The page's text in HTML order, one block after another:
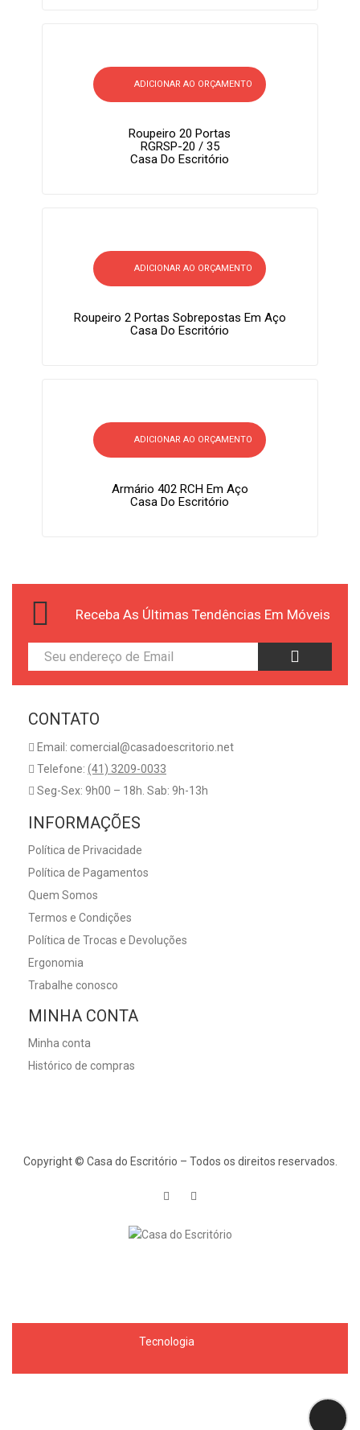
ADICIONAR AO ORÇAMENTO
Roupeiro 20 Portas
RGRSP-20 / 35
Casa Do Escritório
ADICIONAR AO ORÇAMENTO
Roupeiro 2 Portas Sobrepostas Em Aço
Casa Do Escritório
ADICIONAR AO ORÇAMENTO
Armário 402 RCH Em Aço
Casa Do Escritório
Receba As Últimas Tendências Em Móveis
CONTATO
Email: comercial@casadoescritorio.net
Telefone: (41) 3209-0033
Seg-Sex: 9h00 – 18h. Sab: 9h-13h
INFORMAÇÕES
Política de Privacidade
Política de Pagamentos
Quem Somos
Termos e Condições
Política de Trocas e Devoluções
Ergonomia
Trabalhe conosco
MINHA CONTA
Minha conta
Histórico de compras
Copyright © Casa do Escritório – Todos os direitos reservados.
Tecnologia